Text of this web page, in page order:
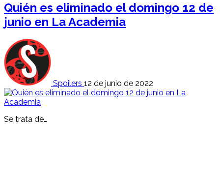
Quién es eliminado el domingo 12 de
junio en La Academia
Spoilers 12 de junio de 2022
Se trata de…